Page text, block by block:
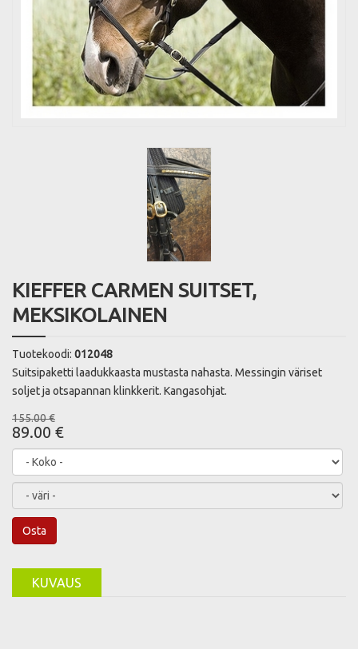
KIEFFER CARMEN SUITSET,
MEKSIKOLAINEN
Tuotekoodi: 012048
Suitsipaketti laadukkaasta mustasta nahasta. Messingin väriset
soljet ja otsapannan klinkkerit. Kangasohjat.
155.00 €
89.00 €
Osta
KUVAUS